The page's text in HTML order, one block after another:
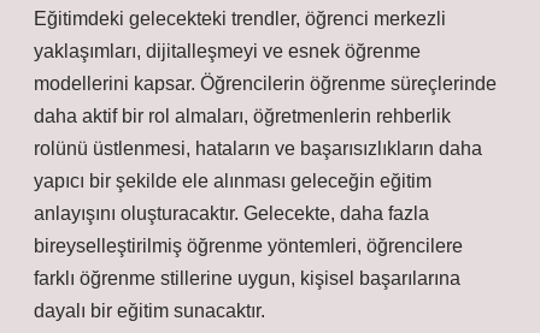
Eğitimdeki gelecekteki trendler, öğrenci merkezli
yaklaşımları, dijitalleşmeyi ve esnek öğrenme
modellerini kapsar. Öğrencilerin öğrenme süreçlerinde
daha aktif bir rol almaları, öğretmenlerin rehberlik
rolünü üstlenmesi, hataların ve başarısızlıkların daha
yapıcı bir şekilde ele alınması geleceğin eğitim
anlayışını oluşturacaktır. Gelecekte, daha fazla
bireyselleştirilmiş öğrenme yöntemleri, öğrencilere
farklı öğrenme stillerine uygun, kişisel başarılarına
dayalı bir eğitim sunacaktır.